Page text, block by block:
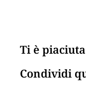
Ti è
Condividi